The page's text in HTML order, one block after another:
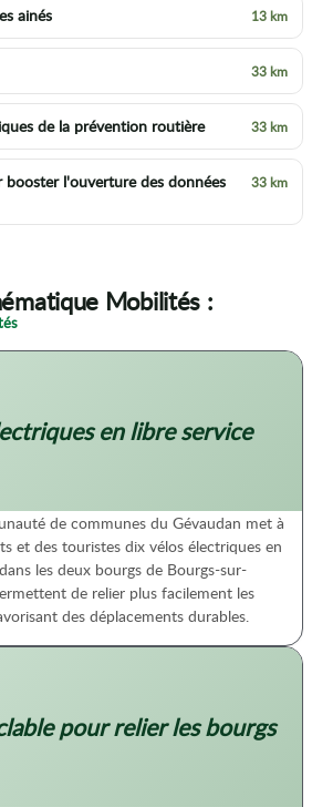
ainés 13 km
33 km
de la prévention routière 33 km
l'ouverture des données
33 km
Mobilités :
en libre service
de communes du Gévaudan met à
et des touristes dix vélos électriques en
les deux bourgs de Bourgs-sur-
de relier plus facilement les
des déplacements durables.
pour relier les bourgs